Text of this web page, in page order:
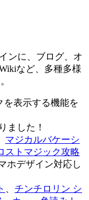
ンに、ブログ、オ
など、多種多様
表示する機能を
ました！
マジカルバケーシ
ストマジック攻略
ホデザイン対応し
チンチロリン シ